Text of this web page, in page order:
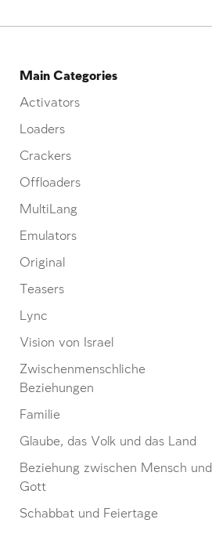
Main Categories
Activators
Loaders
Crackers
Offloaders
MultiLang
Emulators
Original
Teasers
Lync
Vision von Israel
Zwischenmenschliche
Beziehungen
Familie
Glaube, das Volk und das Land
Beziehung zwischen Mensch und
Gott
Schabbat und Feiertage